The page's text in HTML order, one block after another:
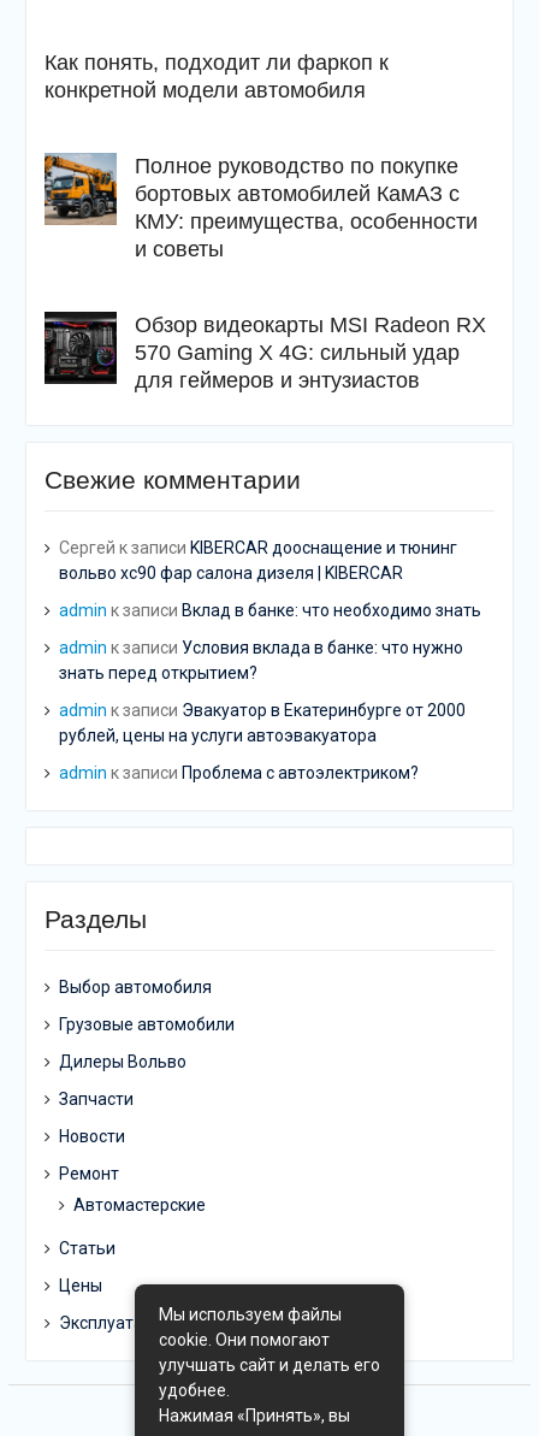
Как понять, подходит ли фаркоп к
конкретной модели автомобиля
Полное руководство по покупке
бортовых автомобилей КамАЗ с
КМУ: преимущества, особенности
и советы
Обзор видеокарты MSI Radeon RX
570 Gaming X 4G: сильный удар
для геймеров и энтузиастов
Свежие комментарии
Сергей к записи KIBERCAR дооснащение и тюнинг
вольво хс90 фар салона дизеля | KIBERCAR
admin к записи Вклад в банке: что необходимо знать
admin к записи Условия вклада в банке: что нужно
знать перед открытием?
admin к записи Эвакуатор в Екатеринбурге от 2000
рублей, цены на услуги автоэвакуатора
admin к записи Проблема с автоэлектриком?
Разделы
Выбор автомобиля
Грузовые автомобили
Дилеры Вольво
Запчасти
Новости
Ремонт
Автомастерские
Статьи
Цены
ЭксплуатацияМы используем файлы
cookie. Они помогают
улучшать сайт и делать его
удобнее.
Нажимая «Принять», вы